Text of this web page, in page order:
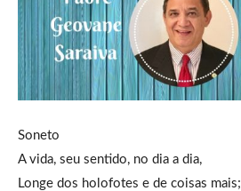
Soneto
A vida, seu sentido, no dia a dia,
Longe dos holofotes e de coisas mais;